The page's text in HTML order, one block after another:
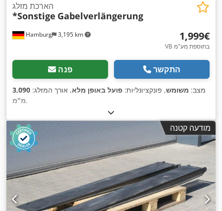
Hamburg 3,195 km
הארכת מזלג
*Sonstige Gabelverlängerung
‏1,999 ‏€
VB בתוספת מע"מ
פנה התקשר
מצב: משומש, פונקציונליות: פועל באופן מלא, אורך המזלג: 3,090
מ"מ,
מודעה קטנה